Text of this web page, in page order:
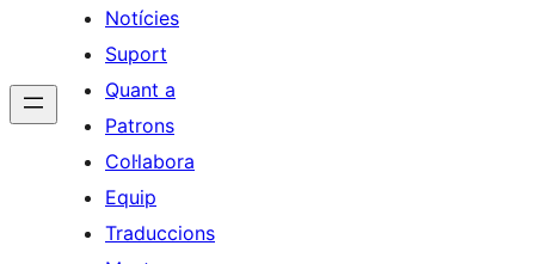
Notícies
Suport
Quant a
Patrons
Col·labora
Equip
Traduccions